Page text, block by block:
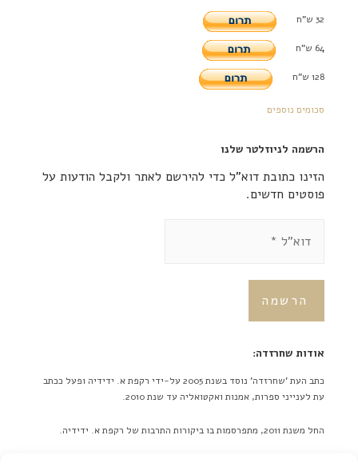
32 ש"ח
64 ש"ח
128 ש"ח
סכומים נוספים
הרשמה לניוזלטר שלנו
הזינו כתובת דוא"ל כדי להירשם לאתר ולקבל הודעות על
פוסטים חדשים.
אודות שחרזדה:
כתב העת 'שחרזדה' נוסד בשנת 2005 על-ידי רקפת א. ידידיה ופעל ככתב
עת לענייני ספרות, אמנות ואקטואליה עד שנת 2010.
החל משנת 2011, מתפרסמות בו ביקורות התרבות של רקפת א. ידידיה.